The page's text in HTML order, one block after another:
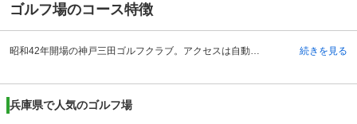
ゴルフ場のコース特徴
昭和42年開場の神戸三田ゴルフクラブ。アクセスは自動車を利用の場合、中国自動車道・吉川インターチェンジから約15分、舞鶴若狭自動車道路・三田西インターチェンジから約10分、電車の場合はJR福知山線・相野駅よりタクシーを利用して約10分ほどです。ゴルフコースはゆるやかでフラットな林間コースで、各ホール間は松林でセパレートされ、落ち着きのある空間が広がります。クラブハウスには和・洋・中の各種料理が楽しめるレストランやラウンジ、浴場などを完備。浴場にはサウナも備えられているため、疲れた体をゆっくりと癒しながら、一日のプレーを振り返ることができます。また、清潔感あふれるパウダールームも整えられているなど、女性にもうれしい設備・環境です。 続きを見る
兵庫県で人気のゴルフ場